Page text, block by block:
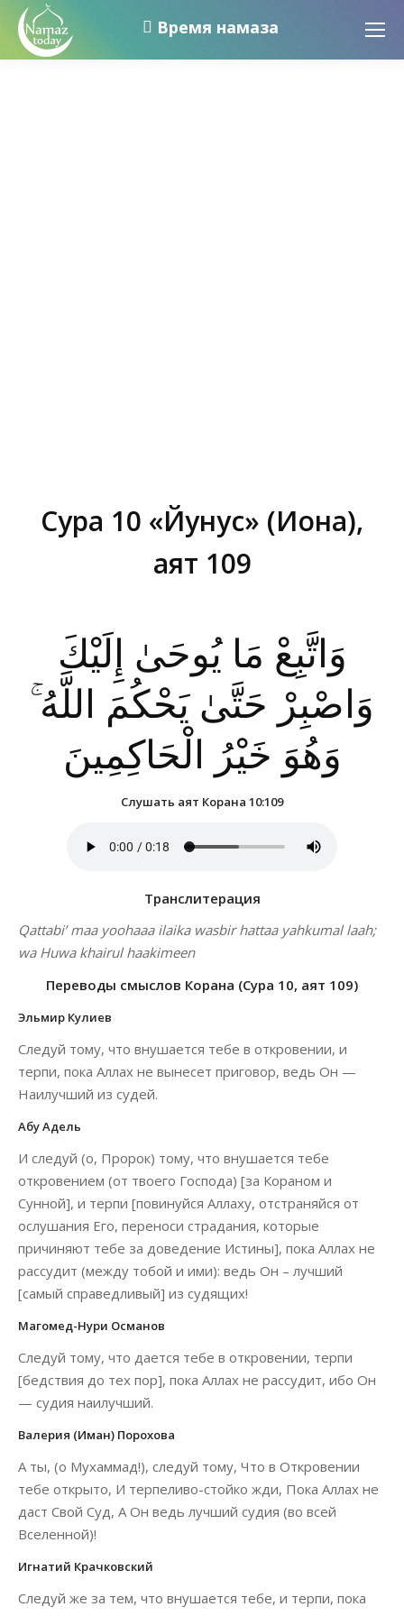
Время намаза
Сура 10 «Йунус» (Иона),
аят 109
وَاتَّبِعْ مَا يُوحَىٰ إِلَيْكَ
وَاصْبِرْ حَتَّىٰ يَحْكُمَ اللَّهُ ۚ
وَهُوَ خَيْرُ الْحَاكِمِينَ
Слушать аят Корана 10:109
Транслитерация
Qattabi’ maa yoohaaa ilaika wasbir hattaa yahkumal laah;
wa Huwa khairul haakimeen
Переводы смыслов Корана (Сура 10, аят 109)
Эльмир Кулиев
Следуй тому, что внушается тебе в откровении, и
терпи, пока Аллах не вынесет приговор, ведь Он —
Наилучший из судей.
Абу Адель
И следуй (о, Пророк) тому, что внушается тебе
откровением (от твоего Господа) [за Кораном и
Сунной], и терпи [повинуйся Аллаху, отстраняйся от
ослушания Его, переноси страдания, которые
причиняют тебе за доведение Истины], пока Аллах не
рассудит (между тобой и ими): ведь Он – лучший
[самый справедливый] из судящих!
Магомед-Нури Османов
Следуй тому, что дается тебе в откровении, терпи
[бедствия до тех пор], пока Аллах не рассудит, ибо Он
— судия наилучший.
Валерия (Иман) Порохова
А ты, (о Мухаммад!), следуй тому, Что в Откровении
тебе открыто, И терпеливо-стойко жди, Пока Аллах не
даст Свой Суд, А Он ведь лучший судия (во всей
Вселенной)!
Игнатий Крачковский
Следуй же за тем, что внушается тебе, и терпи, пока